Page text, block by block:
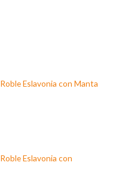
Eslavonia con